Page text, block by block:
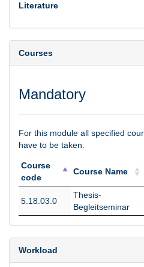
Literature
Courses
Mandatory
For this module all specified
have to be taken.
Course
code
Course Name
code
Course Name
5.18.03.0
Thesis-
Begleitseminar
Workload